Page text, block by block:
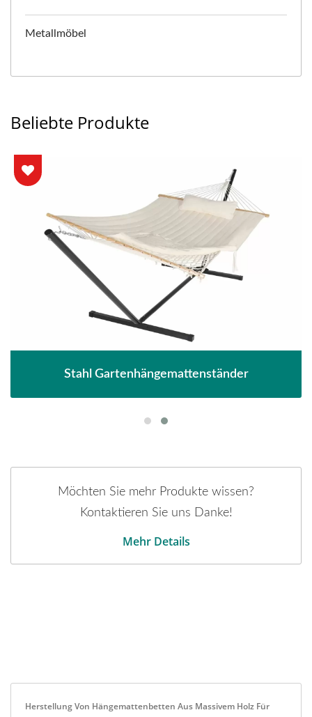
Metallmöbel
Beliebte Produkte
Stahl Gartenhängemattenständer
Möchten Sie mehr Produkte wissen?
Kontaktieren Sie uns Danke!
Mehr Details
Herstellung Von Hängemattenbetten Aus Massivem Holz Für